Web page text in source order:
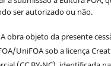
ser autorizado ou não.
obra objeto da presente
UniFOA sob a licença